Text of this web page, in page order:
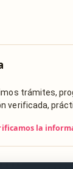
trámites,
verificada,
la